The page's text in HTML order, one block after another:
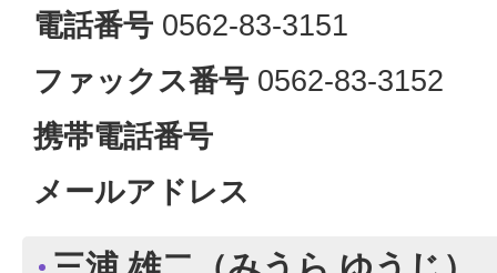
電話番号 0562-83-3151
ファックス番号 0562-83-3152
携帯電話番号
メールアドレス